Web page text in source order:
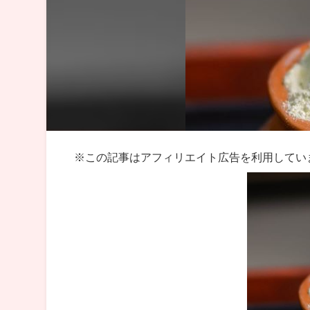
※この記事はアフィリエイト広告を利用してい